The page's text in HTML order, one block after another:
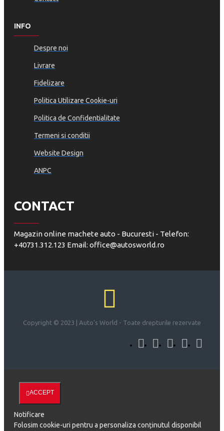
INFO
Despre noi
Livrare
Fidelizare
Politica Utilizare Cookie-uri
Politica de Confidentialitate
Termeni si conditii
Website Design
ANPC
CONTACT
Magazin online machete auto - Bucuresti - Telefon:
+40731.312.123 Email: office@autosworld.ro
Copyright © 2023 | Auto's World - Toate drepturile rezervate
ACCEPT
Notificare
Folosim cookie-uri pentru a personaliza conținutul disponibil